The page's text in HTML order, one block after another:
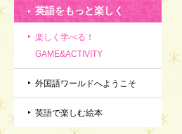
英語をもっと楽しく
楽しく学べる！
GAME&ACTIVITY
外国語ワールドへようこそ
英語で楽しむ絵本